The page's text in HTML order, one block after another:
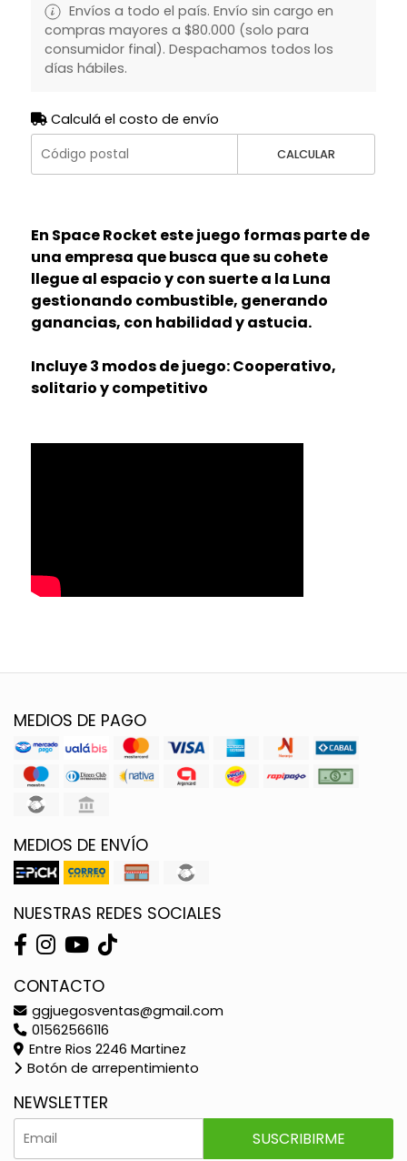
Envíos a todo el país. Envío sin cargo en
compras mayores a $80.000 (solo para
consumidor final). Despachamos todos los
días hábiles.
Calculá el costo de envío
CALCULAR
En Space Rocket este juego formas parte de
una empresa que busca que su cohete
llegue al espacio y con suerte a la Luna
gestionando combustible, generando
ganancias, con habilidad y astucia.
Incluye 3 modos de juego: Cooperativo,
solitario y competitivo
MEDIOS DE PAGO
MEDIOS DE ENVÍO
NUESTRAS REDES SOCIALES
CONTACTO
ggjuegosventas@gmail.com
01562566116
Entre Rios 2246 Martinez
Botón de arrepentimiento
NEWSLETTER
SUSCRIBIRME